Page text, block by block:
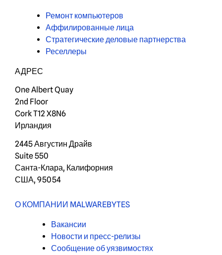
Ремонт компьютеров
Аффилированные лица
Стратегические деловые партнерства
Реселлеры
АДРЕС
One Albert Quay
2nd Floor
Cork T12 X8N6
Ирландия
2445 Августин Драйв
Suite 550
Санта-Клара, Калифорния
США, 95054
О КОМПАНИИ MALWAREBYTES
Вакансии
Новости и пресс-релизы
Сообщение об уязвимостях